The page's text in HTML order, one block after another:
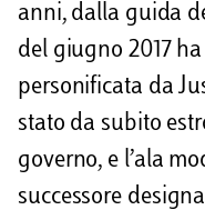
anni, dalla guida
del giugno 2017
personificata da
stato da subito
governo, e l’ala
successore